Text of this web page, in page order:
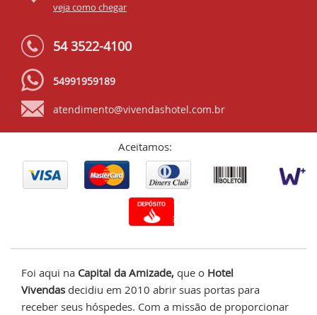
veja como chegar
54 3522-4100
54991959189
atendimento@vivendashotel.com.br
Aceitamos:
Foi aqui na Capital da Amizade, que o Hotel
Vivendas decidiu em 2010 abrir suas portas para
receber seus hóspedes. Com a missão de proporcionar